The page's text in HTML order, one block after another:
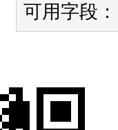
可用字段